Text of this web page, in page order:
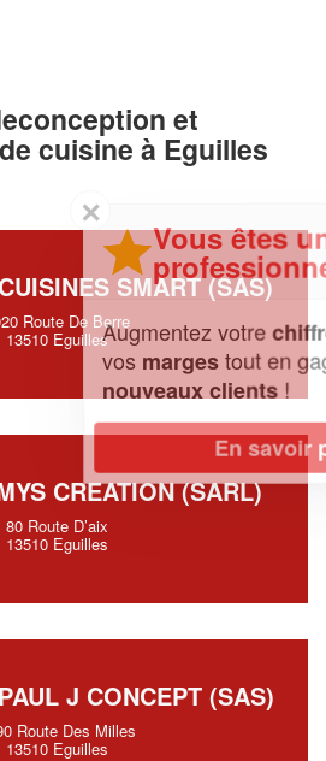
et
cuisine à Eguilles
SMART (SAS)
Route De Berre
13510 Eguilles
CREATION (SARL)
80 Route D’aix
13510 Eguilles
J CONCEPT (SAS)
Route Des Milles
13510 Eguilles
êtes un
professionnel ?
votrechiffre d'affaireset
tout en gagnant de
clients!